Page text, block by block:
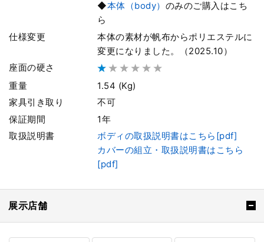
◆本体（body） のみのご購入はこち
ら
仕様変更
本体の素材が帆布からポリエステルに
変更になりました。（2025.10）
座面の硬さ
重量
1.54 (Kg)
家具引き取り
不可
保証期間
1年
取扱説明書
ボディの取扱説明書はこちら[pdf]
カバーの組立・取扱説明書はこちら
[pdf]
展示店舗